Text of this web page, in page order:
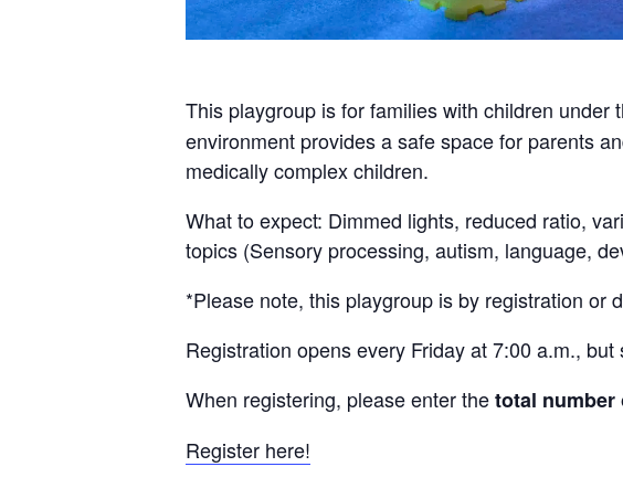
This playgroup is for families with children
environment provides a safe space for parents
medically complex children.
What to expect: Dimmed lights, reduced ratio,
topics (Sensory processing, autism, language,
*Please note, this playgroup is by registration or
Registration opens every Friday at 7:00 a.m.,
When registering, please enter thetotal number
Register here!